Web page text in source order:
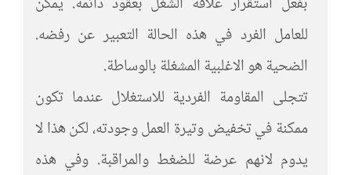
للعامل الفرد في هذه الحالة التعبير عن رفضه.
الضحية هو الاغلبية المشغلة بالوساطة.
تتجلى المقاومة الفردية للاستغلال عندما تكون
ممكنة في تخفيض وتيرة العمل وجودته، لكن هذا لا
يدوم لانهم عرضة للضغط والمراقبة. وفي هذه